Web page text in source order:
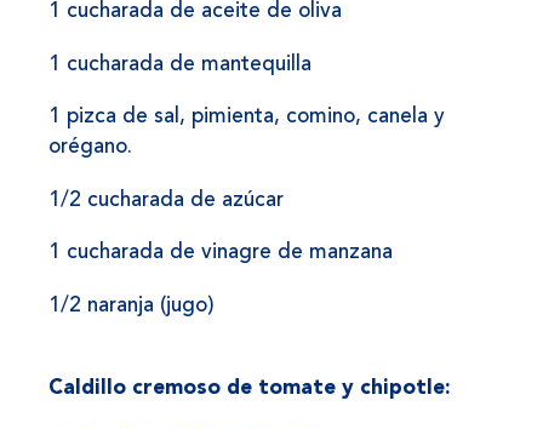
1 cucharada de aceite de oliva
1 cucharada de mantequilla
1 pizca de sal, pimienta, comino, canela y
orégano.
1/2 cucharada de azúcar
1 cucharada de vinagre de manzana
1/2 naranja (jugo)
Caldillo cremoso de tomate y chipotle: